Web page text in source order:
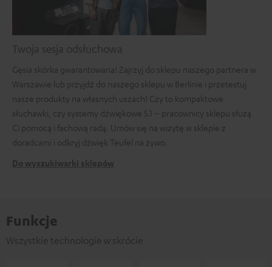
Twoja sesja odsłuchowa
Gęsia skórka gwarantowana! Zajrzyj do sklepu naszego partnera w
Warszawie lub przyjdź do naszego sklepu w Berlinie i przetestuj
nasze produkty na własnych uszach! Czy to kompaktowe
słuchawki, czy systemy dźwiękowe 5.1 – pracownicy sklepu służą
Ci pomocą i fachową radą. Umów się na wizytę w sklepie z
doradcami i odkryj dźwięk Teufel na żywo.
Do wyszukiwarki sklepów
Funkcje
Wszystkie technologie w skrócie